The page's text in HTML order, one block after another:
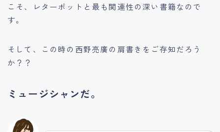
こそ、レターポットと最も関連性の深い書籍なので
す。
そして、この時の西野亮廣の肩書きをご存知だろう
か？？
ミュージシャンだ。